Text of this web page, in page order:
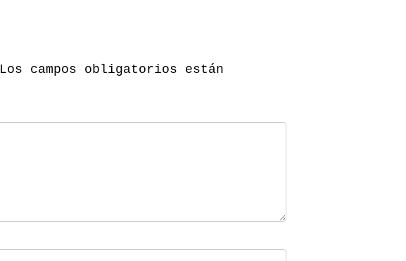
Los campos obligatorios están